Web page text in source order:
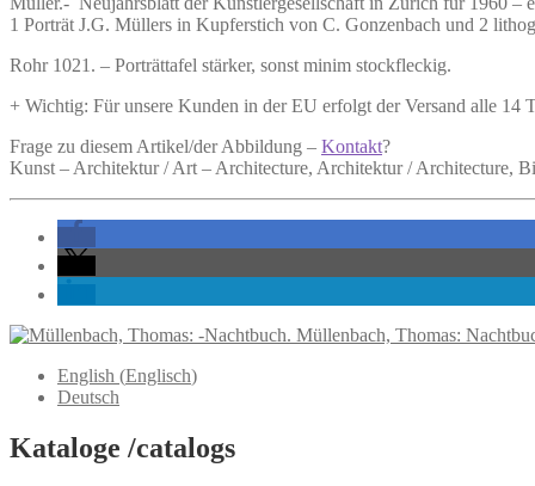
Menge
1 Porträt J.G. Müllers in Kupferstich von C. Gonzenbach und 2
Rohr 1021. – Porträttafel stärker, sonst minim stockfleckig.
+ Wichtig: Für unsere Kunden in der EU erfolgt der Versand alle 14
Frage zu diesem Artikel/der Abbildung – Kontakt?
Kunst – Architektur / Art – Architecture, Architektur / Architecture,
Müllenbach, Thomas:
English (Englisch)
Deutsch
Kataloge /catalogs